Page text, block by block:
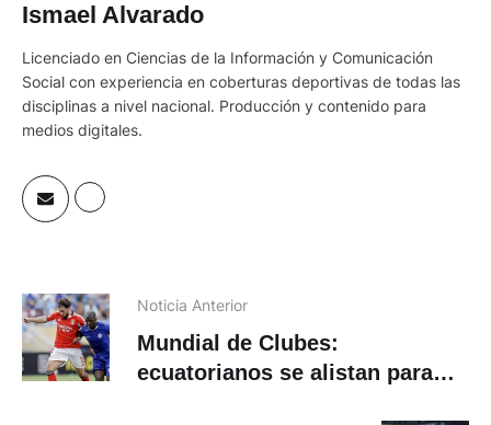
Ismael Alvarado
Licenciado en Ciencias de la Información y Comunicación
Social con experiencia en coberturas deportivas de todas las
disciplinas a nivel nacional. Producción y contenido para
medios digitales.
Noticia Anterior
Mundial de Clubes:
ecuatorianos se alistan para